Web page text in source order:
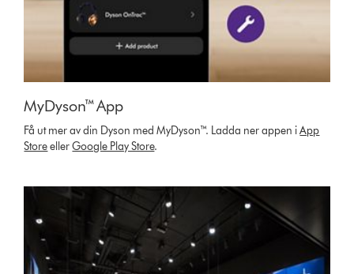
MyDyson™ App
Få ut mer av din Dyson med MyDyson™. Ladda ner appen iApp
StoreellerGoogle Play Store.